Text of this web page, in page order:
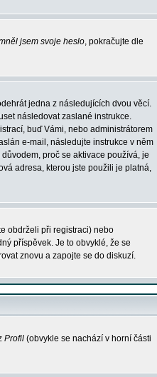
jsem svoje heslo, pokračujte dle
jedna z následujících dvou věcí.
následovat zaslané instrukce.
buď Vámi, nebo administrátorem
e-mail, následujte instrukce v něm
proč se aktivace používá, je
adresa, kterou jste použili je platná,
obdrželi při registraci) nebo
příspěvek. Je to obvyklé, že se
znovu a zapojte se do diskuzí.
Profil (obvykle se nachází v horní části